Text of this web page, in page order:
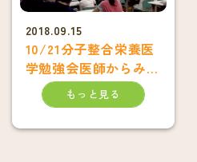
2018.09.15
10/21分子整合栄養医
学勉強会医師からみた
分子栄養学もっと見る